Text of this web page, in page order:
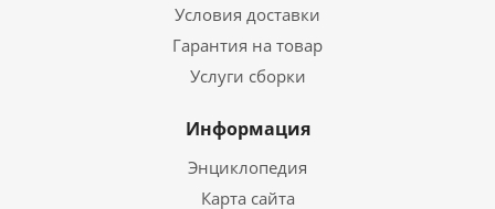
Условия доставки
Гарантия на товар
Услуги сборки
Информация
Энциклопедия
Карта сайта